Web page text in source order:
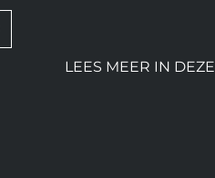
LEES MEER IN